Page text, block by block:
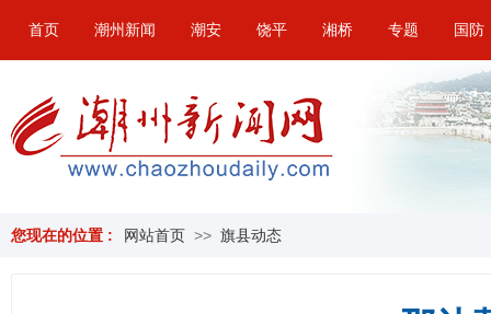
首页 潮州新闻 潮安 饶平 湘桥 专题 国防
您现在的位置 : 网站首页 >> 旗县动态